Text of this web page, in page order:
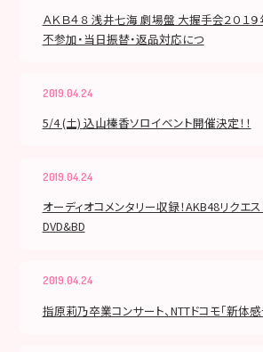
ＡＫＢ４８ 浅井七海 劇場盤 大握手会２０１９
不参加・当日振替・返品対応につ
2019.04.24
5/4 (土) 込山榛香ソロイベント開催決定！！
2019.04.24
オーディオコメンタリー収録！AKB48リクエ
DVD&BD
2019.04.24
指原莉乃卒業コンサート、NTTドコモ「新体感